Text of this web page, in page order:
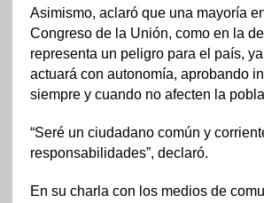
Asimismo, aclaró que una mayoría
Congreso de la Unión, como en la
representa un peligro para el país,
actuará con autonomía, aprobando
siempre y cuando no afecten la
“Seré un ciudadano común y
responsabilidades”, declaró.
En su charla con los medios de